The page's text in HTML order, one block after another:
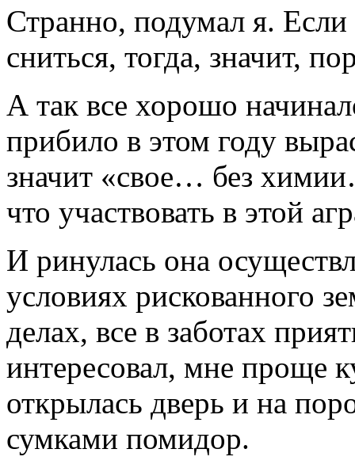
Странно, подумал я.
сниться, тогда, значит,
А так все хорошо
прибило в этом году
значит «свое… без
что участвовать в этой
И ринулась она
условиях рискованного
делах, все в заботах
интересовал, мне проще
открылась дверь и на
сумками помидор.